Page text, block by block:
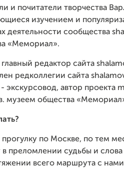
и почитатели творчества
изучением и
деятельности сообщества
«Мемориал».
редактор сайта
редколлегии сайта
- экскурсовод, автор проекта
музеем общества
по Москве, по тем
преломлении судьбы и слова
всего маршрута с нами